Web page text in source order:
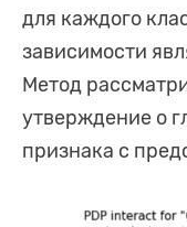
для каждого
зависимости
Метод
утверждение о
признака с